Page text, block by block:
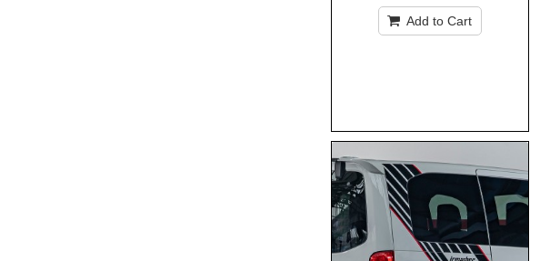
Add to Cart